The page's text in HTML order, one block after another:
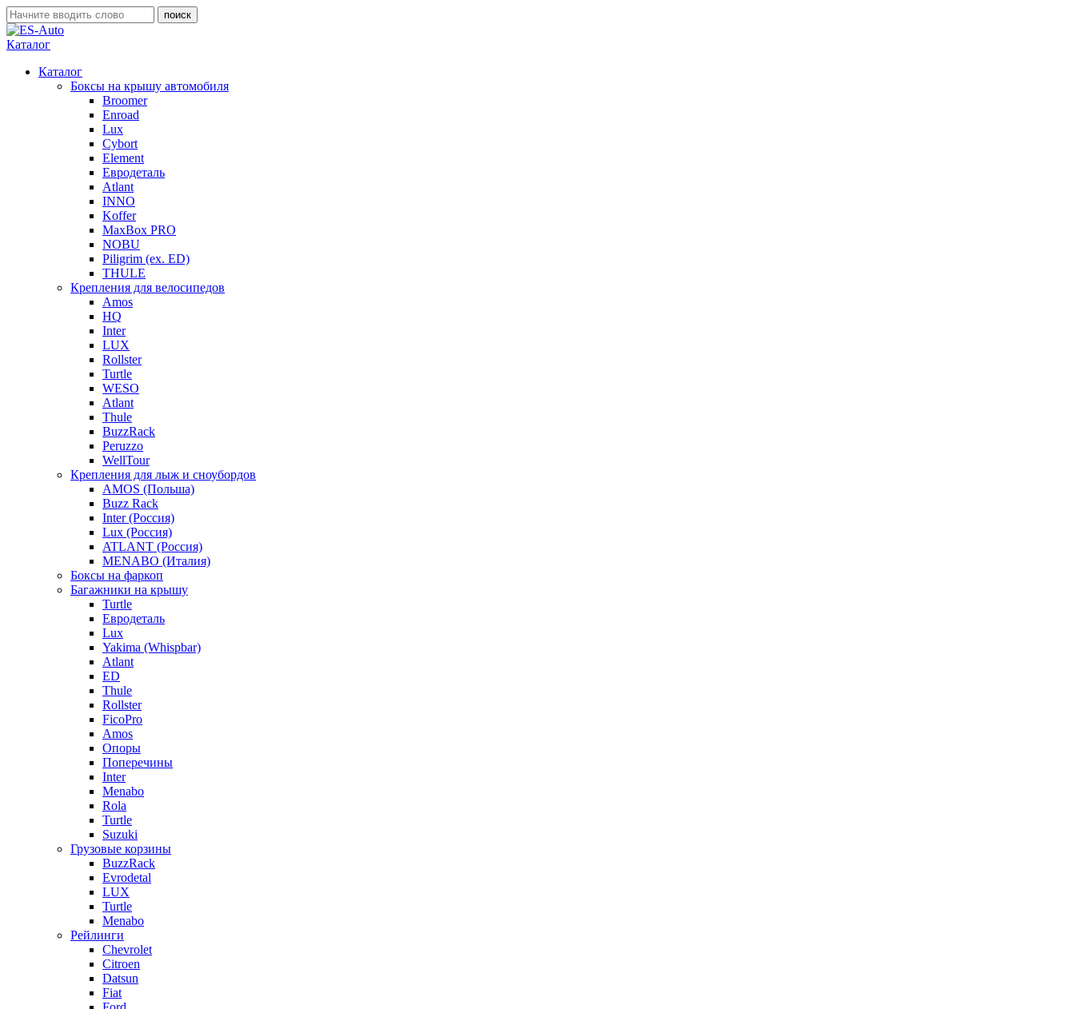
Каталог
Каталог
Боксы на крышу автомобиля
Broomer
Enroad
Lux
Cybort
Element
Евродеталь
Atlant
INNO
Koffer
MaxBox PRO
NOBU
Piligrim (ex. ED)
THULE
Крепления для велосипедов
Amos
HQ
Inter
LUX
Rollster
Turtle
WESO
Atlant
Thule
BuzzRack
Peruzzo
WellTour
Крепления для лыж и сноубордов
AMOS (Польша)
Buzz Rack
Inter (Россия)
Lux (Россия)
ATLANT (Россия)
MENABO (Италия)
Боксы на фаркоп
Багажники на крышу
Turtle
Евродеталь
Lux
Yakima (Whispbar)
Atlant
ED
Thule
Rollster
FicoPro
Amos
Опоры
Поперечины
Inter
Menabo
Rola
Turtle
Suzuki
Грузовые корзины
BuzzRack
Evrodetal
LUX
Turtle
Menabo
Рейлинги
Chevrolet
Citroen
Datsun
Fiat